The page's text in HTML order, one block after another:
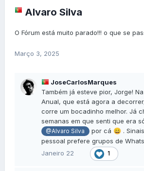
Alvaro Silva
O Fórum está muito parado!!! o que se
Março 3, 2025
JoseCarlosMarques
Também já esteve pior, Jorge!
Anual, que está agora a
corre um bocadinho melhor. Já
semanas em que senti que era
@Alvaro Silva por cá 😄.
pessoal prefere grupos de
Janeiro 22
1